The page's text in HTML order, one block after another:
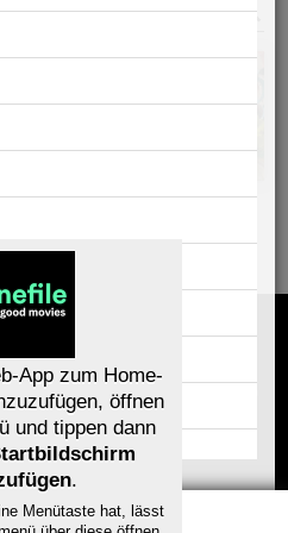
o
Newsletter
Häufig gestellte Fragen (FAQ)
Gutscheine
Mit dem
App zum Home-
öffnen
und tippen dann
.
Menütaste hat, lässt